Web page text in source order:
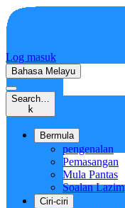
Log masuk
Bahasa Melayu
Search…
k
Bermula
pengenalan
Pemasangan
Mula Pantas
Soalan Lazim
Ciri-ciri